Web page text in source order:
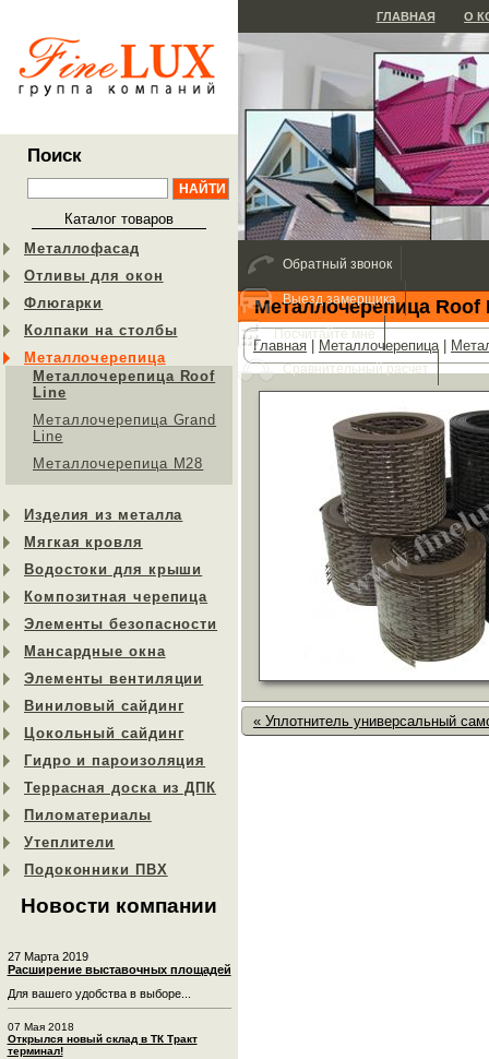
Поиск
Каталог товаров
Металлофасад
Отливы для окон
Флюгарки
Колпаки на столбы
Металлочерепица
Металлочерепица Roof
Line
Металлочерепица Grand
Line
Металлочерепица М28
Изделия из металла
Мягкая кровля
Водостоки для крыши
Композитная черепица
Элементы безопасности
Мансардные окна
Элементы вентиляции
Виниловый сайдинг
Цокольный сайдинг
Гидро и пароизоляция
Террасная доска из ДПК
Пиломатериалы
Утеплители
Подоконники ПВХ
Новости компании
27 Марта 2019
Расширение выставочных площадей
Для вашего удобства в выборе...
07 Мая 2018
Открылся новый склад в ТК Тракт
терминал!
ГЛАВНАЯ О
Металлочерепица Roof
Главная Металлочерепица|
« Уплотнитель универсальный
Обратный звонок
Выезд замерщика
Посчитайте мне
Сравнительный расчет